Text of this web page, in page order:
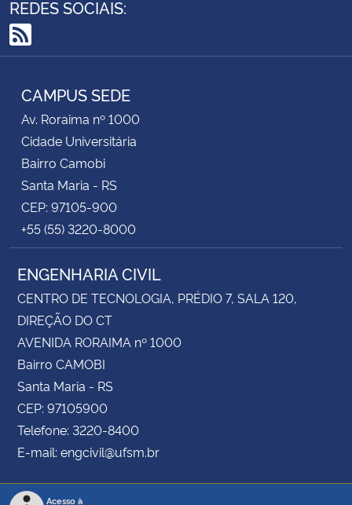
REDES SOCIAIS:
RSS
CAMPUS SEDE
Av. Roraima nº 1000
Cidade Universitária
Bairro Camobi
Santa Maria - RS
CEP: 97105-900
+55 (55) 3220-8000
ENGENHARIA CIVIL
CENTRO DE TECNOLOGIA, PRÉDIO 7, SALA 120,
DIREÇÃO DO CT
AVENIDA RORAIMA nº 1000
Bairro CAMOBI
Santa Maria - RS
CEP: 97105900
Telefone: 3220-8400
E-mail: engcivil@ufsm.br
Acesso à